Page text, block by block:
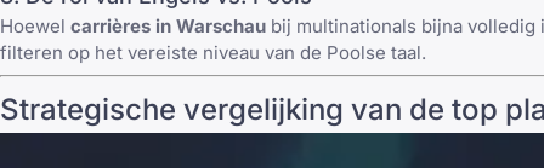
Hoewel carrières in Warschau bij multinationals bijna
filteren op het vereiste niveau van de Poolse taal.
Strategische vergelijking van de top